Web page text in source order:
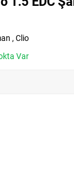
, Clio
Var